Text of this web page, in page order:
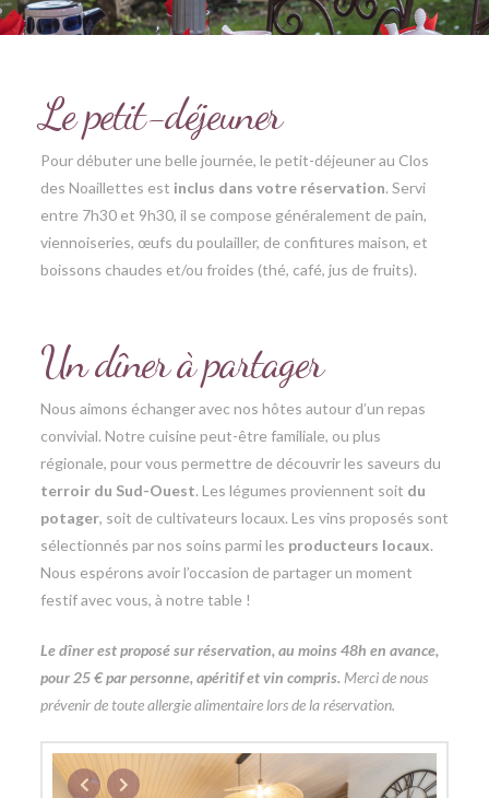
Le petit-déjeuner
Pour débuter une belle journée, le petit-déjeuner au Clos
des Noaillettes est inclus dans votre réservation. Servi
entre 7h30 et 9h30, il se compose généralement de pain,
viennoiseries, œufs du poulailler, de confitures maison, et
boissons chaudes et/ou froides (thé, café, jus de fruits).
Un dîner à partager
Nous aimons échanger avec nos hôtes autour d’un repas
convivial. Notre cuisine peut-être familiale, ou plus
régionale, pour vous permettre de découvrir les saveurs du
terroir du Sud-Ouest. Les légumes proviennent soit du
potager, soit de cultivateurs locaux. Les vins proposés sont
sélectionnés par nos soins parmi les producteurs locaux.
Nous espérons avoir l’occasion de partager un moment
festif avec vous, à notre table !
Le dîner est proposé sur réservation, au moins 48h en avance,
pour 25 € par personne, apéritif et vin compris. Merci de nous
prévenir de toute allergie alimentaire lors de la réservation.